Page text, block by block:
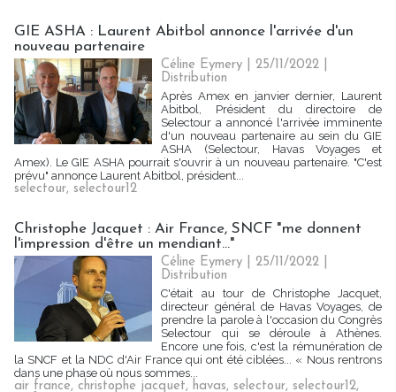
GIE ASHA : Laurent Abitbol annonce l'arrivée d'un
nouveau partenaire
Céline Eymery | 25/11/2022
Distribution
Après Amex en janvier dernier, Laurent
Abitbol, Président du directoire de
Selectour a annoncé l'arrivée imminente
d'un nouveau partenaire au sein du GIE
ASHA (Selectour, Havas Voyages et
Amex). Le GIE ASHA pourrait s'ouvrir à un nouveau partenaire. "C'est
prévu" annonce Laurent Abitbol, président...
selectour, selectour12
Christophe Jacquet : Air France, SNCF "me donnent
l'impression d'être un mendiant..."
Céline Eymery | 25/11/2022
Distribution
C'était au tour de Christophe Jacquet,
directeur général de Havas Voyages, de
prendre la parole à l'occasion du Congrès
Selectour qui se déroule à Athènes.
Encore une fois, c'est la rémunération de
la SNCF et la NDC d'Air France qui ont été ciblées... « Nous rentrons
dans une phase où nous sommes...
air france, christophe jacquet, havas, selectour, selectour12,